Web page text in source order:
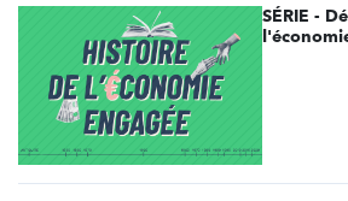
SÉRIE -